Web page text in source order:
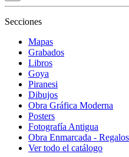
Secciones
Mapas
Grabados
Libros
Goya
Piranesi
Dibujos
Obra Gráfica Moderna
Posters
Fotografía Antigua
Obra Enmarcada - Regalos
Ver todo el catálogo